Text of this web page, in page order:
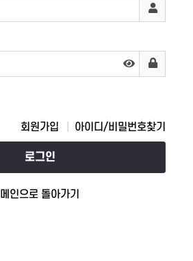
회원가입 아이디/비밀번호찾기
로그인
메인으로 돌아가기